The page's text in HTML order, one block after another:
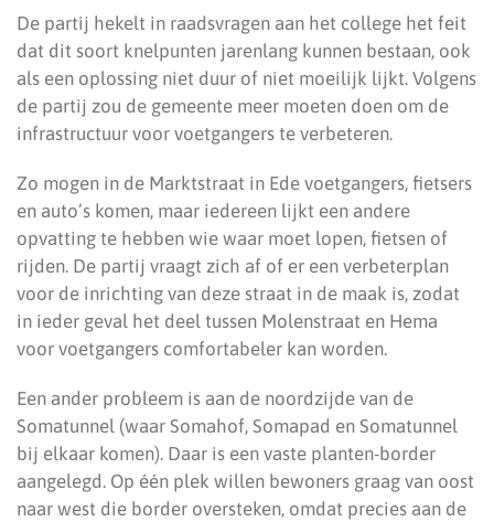
De partij hekelt in raadsvragen aan het college het feit
dat dit soort knelpunten jarenlang kunnen bestaan, ook
als een oplossing niet duur of niet moeilijk lijkt. Volgens
de partij zou de gemeente meer moeten doen om de
infrastructuur voor voetgangers te verbeteren.
Zo mogen in de Marktstraat in Ede voetgangers, fietsers
en auto’s komen, maar iedereen lijkt een andere
opvatting te hebben wie waar moet lopen, fietsen of
rijden. De partij vraagt zich af of er een verbeterplan
voor de inrichting van deze straat in de maak is, zodat
in ieder geval het deel tussen Molenstraat en Hema
voor voetgangers comfortabeler kan worden.
Een ander probleem is aan de noordzijde van de
Somatunnel (waar Somahof, Somapad en Somatunnel
bij elkaar komen). Daar is een vaste planten-border
aangelegd. Op één plek willen bewoners graag van oost
naar west die border oversteken, omdat precies aan de